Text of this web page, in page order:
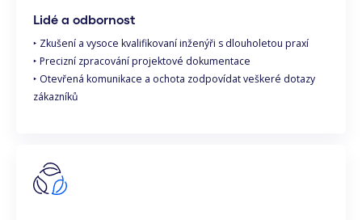
Lidé a odbornost
‣ Zkušení a vysoce kvalifikovaní inženýři s dlouholetou praxí
‣ Precizní zpracování projektové dokumentace
‣ Otevřená komunikace a ochota zodpovídat veškeré dotazy
zákazníků